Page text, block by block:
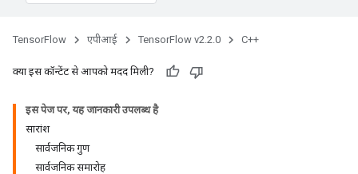
TensorFlow एपीआई TensorFlow v2.2.0 C++
क्या इस कॉन्टेंट से आपको मदद मिली?
इस पेज पर, यह जानकारी उपलब्ध है
सारांश
सार्वजनिक गुण
सार्वजनिक समारोह